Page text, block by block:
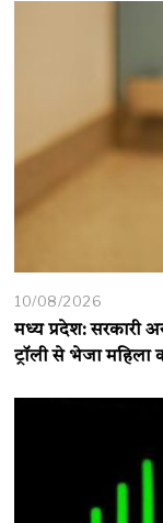
10/08/2026
मध्य प्रदेश: सरकारी
ट्रॉली से भेजा महिला